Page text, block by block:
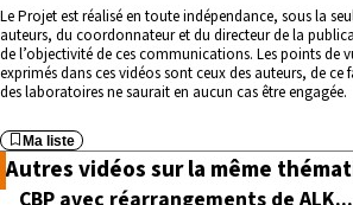
Ma liste
Le Projet est réalisé en toute indépendance, sous la
auteurs, du coordonnateur et du directeur de la
de l’objectivité de ces communications. Les points de
exprimés dans ces vidéos sont ceux des auteurs, de
des laboratoires ne saurait en aucun cas être engagée.
Autres vidéos sur la même